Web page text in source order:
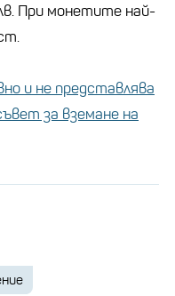
При монетите най-
и не представлява
за вземане на